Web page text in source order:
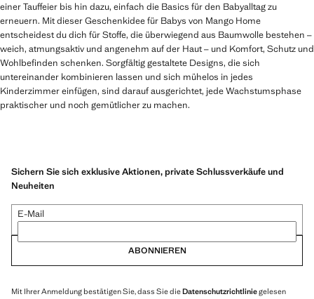
einer Tauffeier bis hin dazu, einfach die Basics für den Babyalltag zu
erneuern. Mit dieser Geschenkidee für Babys von Mango Home
entscheidest du dich für Stoffe, die überwiegend aus Baumwolle bestehen –
weich, atmungsaktiv und angenehm auf der Haut – und Komfort, Schutz und
Wohlbefinden schenken. Sorgfältig gestaltete Designs, die sich
untereinander kombinieren lassen und sich mühelos in jedes
Kinderzimmer einfügen, sind darauf ausgerichtet, jede Wachstumsphase
praktischer und noch gemütlicher zu machen.
Sichern Sie sich exklusive Aktionen, private Schlussverkäufe und
Neuheiten
E-Mail
ABONNIEREN
Mit Ihrer Anmeldung bestätigen Sie, dass Sie dieDatenschutzrichtliniegelesen